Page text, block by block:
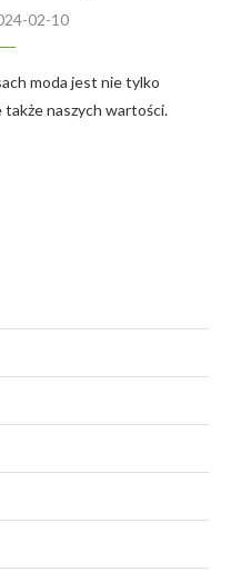
02-10
moda jest nie tylko
także naszych wartości.